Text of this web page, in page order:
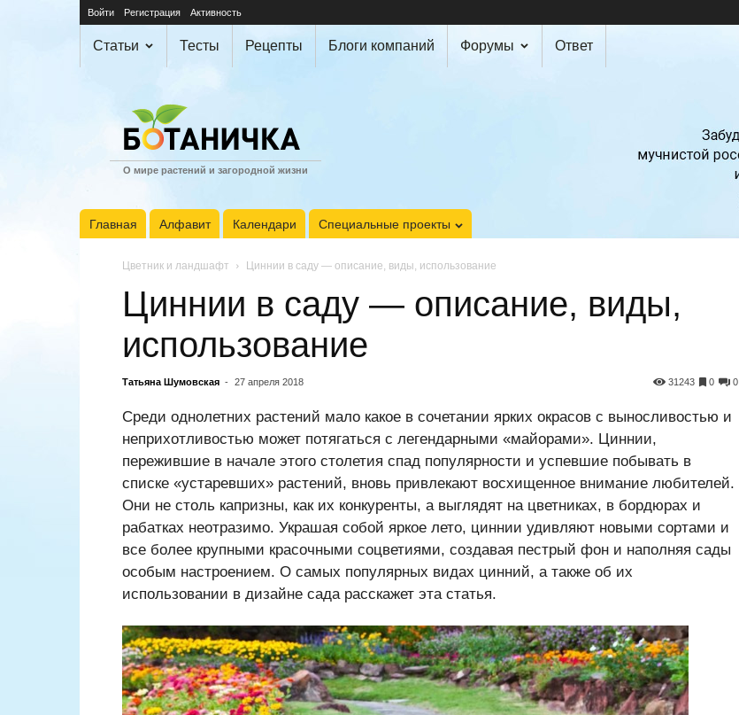
Войти Регистрация Активность
Статьи Тесты Рецепты Блоги компаний Форумы Ответ
О мире растений и загородной жизни
Главная Алфавит Календари Специальные проекты
Цветник и ландшафт Циннии в саду — описание, виды, использование
Циннии в саду — описание, виды,
использование
Татьяна Шумовская - 27 апреля 2018 0
0
31243
Среди однолетних растений мало какое в сочетании ярких окрасов с выносливостью и
неприхотливостью может потягаться с легендарными «майорами». Циннии,
пережившие в начале этого столетия спад популярности и успевшие побывать в
списке «устаревших» растений, вновь привлекают восхищенное внимание любителей.
Они не столь капризны, как их конкуренты, а выглядят на цветниках, в бордюрах и
рабатках неотразимо. Украшая собой яркое лето, циннии удивляют новыми сортами и
все более крупными красочными соцветиями, создавая пестрый фон и наполняя сады
особым настроением. О самых популярных видах цинний, а также об их
использовании в дизайне сада расскажет эта статья.